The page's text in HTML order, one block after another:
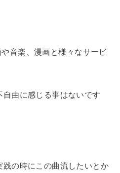
音楽、漫画と様々なサービ
由に感じる事はないです
践の時にこの曲流したいとか